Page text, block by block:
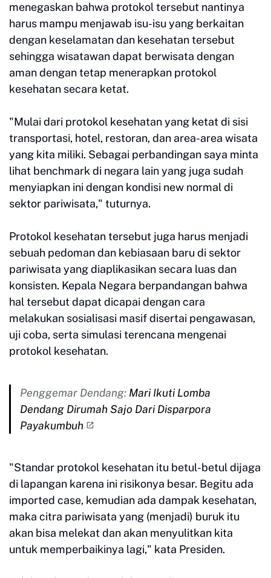
menegaskan bahwa protokol tersebut nantinya
harus mampu menjawab isu-isu yang berkaitan
dengan keselamatan dan kesehatan tersebut
sehingga wisatawan dapat berwisata dengan
aman dengan tetap menerapkan protokol
kesehatan secara ketat.
"Mulai dari protokol kesehatan yang ketat di sisi
transportasi, hotel, restoran, dan area-area wisata
yang kita miliki. Sebagai perbandingan saya minta
lihat benchmark di negara lain yang juga sudah
menyiapkan ini dengan kondisi new normal di
sektor pariwisata," tuturnya.
Protokol kesehatan tersebut juga harus menjadi
sebuah pedoman dan kebiasaan baru di sektor
pariwisata yang diaplikasikan secara luas dan
konsisten. Kepala Negara berpandangan bahwa
hal tersebut dapat dicapai dengan cara
melakukan sosialisasi masif disertai pengawasan,
uji coba, serta simulasi terencana mengenai
protokol kesehatan.
Penggemar Dendang: Mari Ikuti Lomba
Dendang Dirumah Sajo Dari Disparpora
Payakumbuh
"Standar protokol kesehatan itu betul-betul dijaga
di lapangan karena ini risikonya besar. Begitu ada
imported case, kemudian ada dampak kesehatan,
maka citra pariwisata yang (menjadi) buruk itu
akan bisa melekat dan akan menyulitkan kita
untuk memperbaikinya lagi," kata Presiden.